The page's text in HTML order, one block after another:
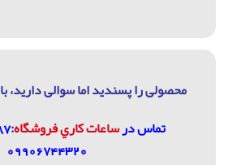
محصولی را پسندید اما سوالی دارید،
تماس درساعات كاري فروشگاه
09906744320